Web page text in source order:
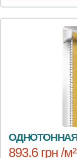
893.6 грн /м²